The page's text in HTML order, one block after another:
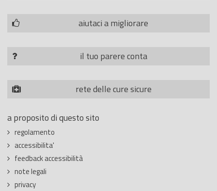
aiutaci a migliorare
il tuo parere conta
rete delle cure sicure
a proposito di questo sito
regolamento
accessibilita'
feedback accessibilità
note legali
privacy